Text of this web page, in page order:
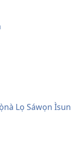
Lọ Sáwọn Ìsun